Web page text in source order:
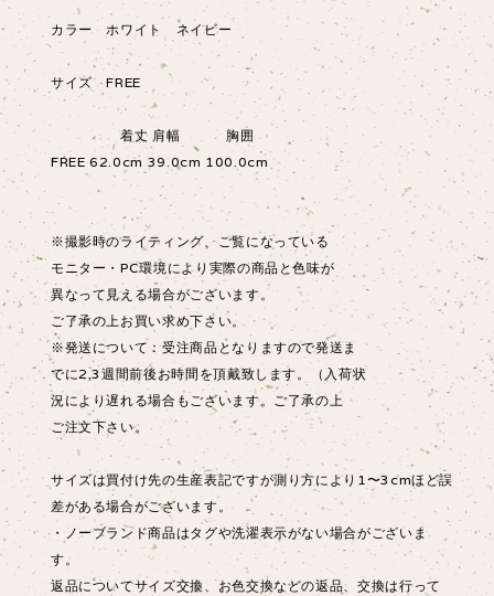
カラー ホワイト ネイビー
サイズ FREE
着丈 肩幅 胸囲
FREE 62.0cm 39.0cm 100.0cm
※撮影時のライティング、ご覧になっている
モニター・PC環境により実際の商品と色味が
異なって見える場合がございます。
ご了承の上お買い求め下さい。
※発送について：受注商品となりますので発送ま
でに2,3週間前後お時間を頂戴致します。（入荷状
況により遅れる場合もございます。ご了承の上
ご注文下さい。
サイズは買付け先の生産表記ですが測り方により1〜3cmほど誤
差がある場合がございます。
・ノーブランド商品はタグや洗濯表示がない場合がございま
す。
返品についてサイズ交換、お色交換などの返品、交換は行って